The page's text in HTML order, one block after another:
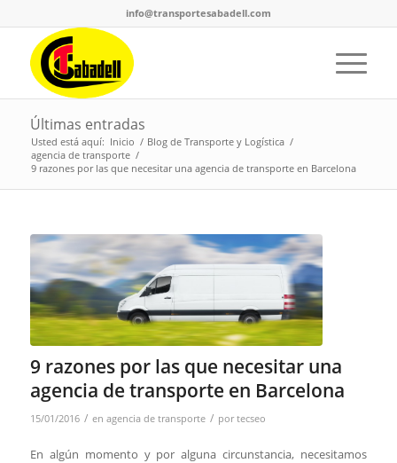
info@transportesabadell.com
Últimas entradas
Usted está aquí: Inicio / Blog de Transporte y Logística /
agencia de transporte /
9 razones por las que necesitar una agencia de transporte en Barcelona
9 razones por las que necesitar una
agencia de transporte en Barcelona
15/01/2016 / en agencia de transporte / portecseo
En algún momento y por alguna circunstancia, necesitamos